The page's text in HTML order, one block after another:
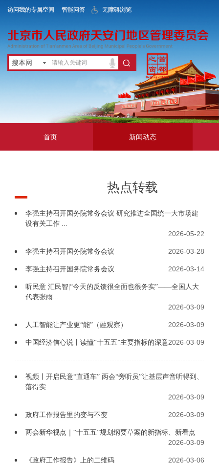
访问我的专属空间 智能问答 无障碍浏览
搜本网
首页 新闻动态
热点转载
李强主持召开国务院常务会议 研究推进全国统一大市场建
设有关工作 ...
2026-05-22
李强主持召开国务院常务会议 2026-03-28
李强主持召开国务院常务会议 2026-03-14
听民意 汇民智|“今天的反馈很全面也很务实”——全国人大
代表张雨...
2026-03-09
人工智能让产业更“能”（融观察） 2026-03-09
中国经济信心说丨读懂“十五五”主要指标的深意2026-03-09
视频丨开启民意“直通车” 两会“旁听员”让基层声音听得到、
落得实
2026-03-09
政府工作报告里的变与不变 2026-03-09
两会新华视点｜“十五五”规划纲要草案的新指标、新看点
2026-03-09
《政府工作报告》上的二维码 2026-03-06